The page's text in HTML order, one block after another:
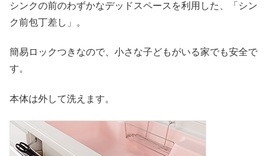
シンクの前のわずかなデッドスペースを利用した、「シン
ク前包丁差し」。
簡易ロックつきなので、小さな子どもがいる家でも安全で
す。
本体は外して洗えます。